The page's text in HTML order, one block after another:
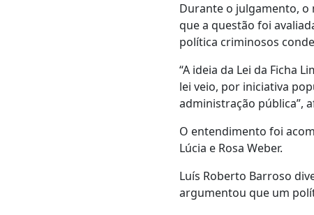
Durante o julgamento, o
que a questão foi
política criminosos
“A ideia da Lei da Ficha
lei veio, por iniciativa
administração pública”,
O entendimento foi
Lúcia e Rosa Weber.
Luís Roberto Barroso
argumentou que um